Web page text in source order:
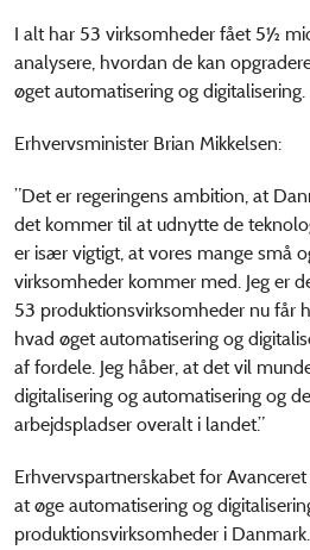
I alt har 53 virksomheder fået 5½
analysere, hvordan de kan
øget automatisering og digitalisering.
Erhvervsminister Brian Mikkelsen:
”Det er regeringens ambition, at
det kommer til at udnytte de
er især vigtigt, at vores mange små
virksomheder kommer med. Jeg er
53 produktionsvirksomheder nu får
hvad øget automatisering og
af fordele. Jeg håber, at det vil
digitalisering og automatisering og
arbejdspladser overalt i landet.”
Erhvervspartnerskabet for
at øge automatisering og
produktionsvirksomheder i